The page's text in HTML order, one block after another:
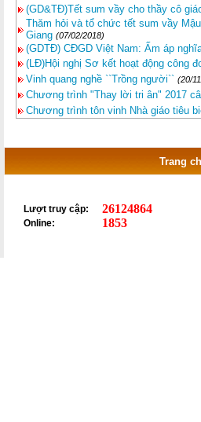
(GD&TĐ)Tết sum vầy cho thầy cô
Thăm hỏi và tổ chức tết sum vầy
Giang (07/02/2018)
(GDTĐ) CĐGD Việt Nam: Ấm áp
(LĐ)Hội nghị Sơ kết hoạt động công
Vinh quang nghề ``Trồng người`` (20/
Chương trình "Thay lời tri ân" 2017
Chương trình tôn vinh Nhà giáo tiêu
Trang
Lượt truy cập: 26124864
Online: 1853